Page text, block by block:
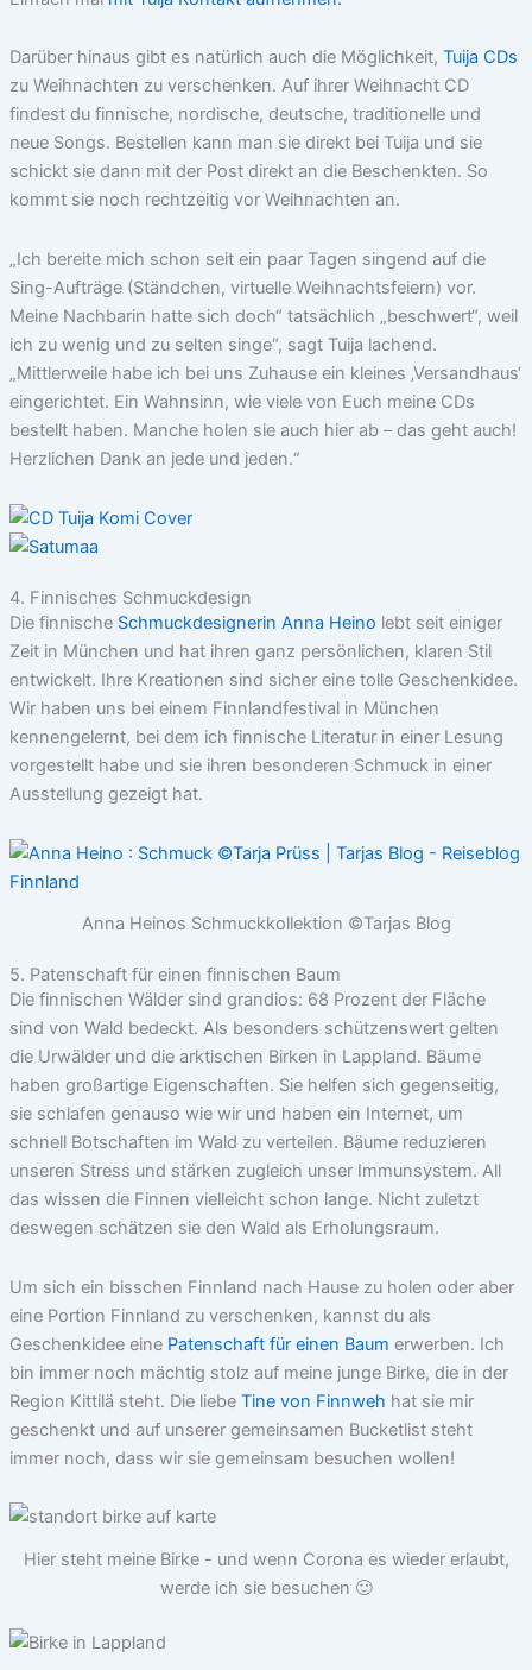
Darüber hinaus gibt es natürlich auch die Möglichkeit, Tuija CDs
zu Weihnachten zu verschenken. Auf ihrer Weihnacht CD
findest du finnische, nordische, deutsche, traditionelle und
neue Songs. Bestellen kann man sie direkt bei Tuija und sie
schickt sie dann mit der Post direkt an die Beschenkten. So
kommt sie noch rechtzeitig vor Weihnachten an.
„Ich bereite mich schon seit ein paar Tagen singend auf die
Sing-Aufträge (Ständchen, virtuelle Weihnachtsfeiern) vor.
Meine Nachbarin hatte sich doch“ tatsächlich „beschwert“, weil
ich zu wenig und zu selten singe“, sagt Tuija lachend.
„Mittlerweile habe ich bei uns Zuhause ein kleines ‚Versandhaus‘
eingerichtet. Ein Wahnsinn, wie viele von Euch meine CDs
bestellt haben. Manche holen sie auch hier ab – das geht auch!
Herzlichen Dank an jede und jeden.“
4. Finnisches Schmuckdesign
Die finnische Schmuckdesignerin Anna Heino lebt seit einiger
Zeit in München und hat ihren ganz persönlichen, klaren Stil
entwickelt. Ihre Kreationen sind sicher eine tolle Geschenkidee.
Wir haben uns bei einem Finnlandfestival in München
kennengelernt, bei dem ich finnische Literatur in einer Lesung
vorgestellt habe und sie ihren besonderen Schmuck in einer
Ausstellung gezeigt hat.
Anna Heinos Schmuckkollektion ©Tarjas Blog
5. Patenschaft für einen finnischen Baum
Die finnischen Wälder sind grandios: 68 Prozent der Fläche
sind von Wald bedeckt. Als besonders schützenswert gelten
die Urwälder und die arktischen Birken in Lappland. Bäume
haben großartige Eigenschaften. Sie helfen sich gegenseitig,
sie schlafen genauso wie wir und haben ein Internet, um
schnell Botschaften im Wald zu verteilen. Bäume reduzieren
unseren Stress und stärken zugleich unser Immunsystem. All
das wissen die Finnen vielleicht schon lange. Nicht zuletzt
deswegen schätzen sie den Wald als Erholungsraum.
Um sich ein bisschen Finnland nach Hause zu holen oder aber
eine Portion Finnland zu verschenken, kannst du als
Geschenkidee eine Patenschaft für einen Baum erwerben. Ich
bin immer noch mächtig stolz auf meine junge Birke, die in der
Region Kittilä steht. Die liebe Tine von Finnweh hat sie mir
geschenkt und auf unserer gemeinsamen Bucketlist steht
immer noch, dass wir sie gemeinsam besuchen wollen!
Hier steht meine Birke - und wenn Corona es wieder erlaubt,
werde ich sie besuchen 🙂